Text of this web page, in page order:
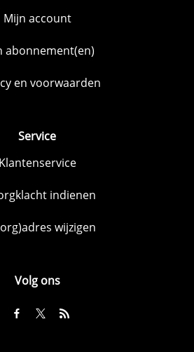
Mijn account
abonnement(en)
en voorwaarden
Service
Klantenservice
indienen
wijzigen
Volg ons